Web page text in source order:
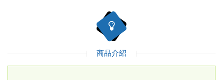
商品介紹